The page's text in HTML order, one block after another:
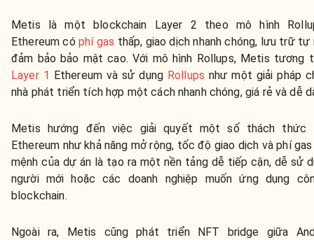
Metis là một blockchain Layer 2 theo mô hình
Ethereum cóphí gas thấp, giao dịch nhanh chóng, lưu trữ tự
đảm bảo bảo mật cao. Với mô hình Rollups, Metis tương
Layer 1
Ethereum và sử dụng Rollups như một giải pháp
nhà phát triển tích hợp một cách nhanh chóng, giá rẻ và dễ
Metis hướng đến việc giải quyết một số thách thức
Ethereum như khả năng mở rộng, tốc độ giao dịch và phí
mệnh của dự án là tạo ra một nền tảng dễ tiếp cận, dễ sử
người mới hoặc các doanh nghiệp muốn ứng dụng
blockchain.
Ngoài ra, Metis cũng phát triển NFT bridge giữa